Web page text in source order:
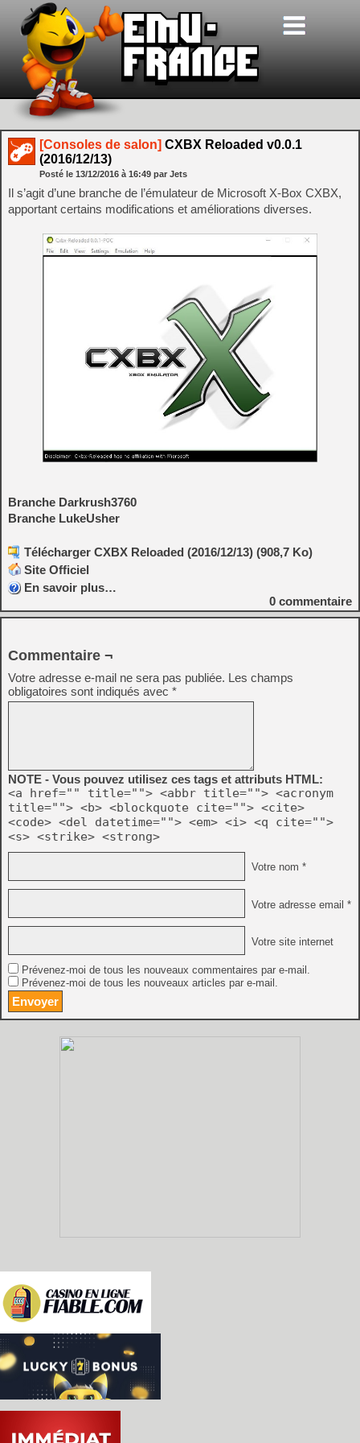
[Consoles de salon] CXBX Reloaded v0.0.1
(2016/12/13)
Posté le 13/12/2016 à 16:49 par Jets
Il s’agit d’une branche de l’émulateur de Microsoft X-Box CXBX,
apportant certains modifications et améliorations diverses.
Branche Darkrush3760
Branche LukeUsher
Télécharger CXBX Reloaded (2016/12/13) (908,7 Ko)
Site Officiel
En savoir plus…
0 commentaire
Commentaire ¬
Votre adresse e-mail ne sera pas publiée. Les champs
obligatoires sont indiqués avec *
NOTE - Vous pouvez utilisez ces tags et attributs HTML:
<a href="" title=""> <abbr title=""> <acronym
title=""> <b> <blockquote cite=""> <cite>
<code> <del datetime=""> <em> <i> <q cite="">
<s> <strike> <strong>
Votre nom *
Votre adresse email *
Votre site internet
Prévenez-moi de tous les nouveaux commentaires par e-mail.
Prévenez-moi de tous les nouveaux articles par e-mail.